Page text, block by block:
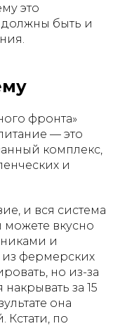
это
должны быть и
фронта»
— это
комплекс,
и
и вся система
можете вкусно
и
фермерских
но из-за
за 15
она
Кстати, по